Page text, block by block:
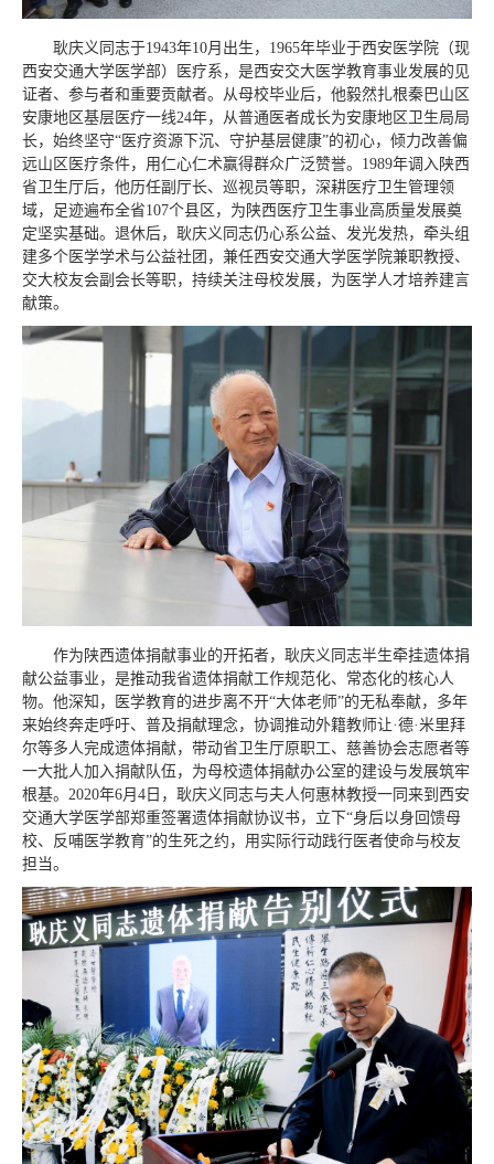
耿庆义同志于1943年10月出生，1965年毕业于西安医学院（现
西安交通大学医学部）医疗系，是西安交大医学教育事业发展的见
证者、参与者和重要贡献者。从母校毕业后，他毅然扎根秦巴山区
安康地区基层医疗一线24年，从普通医者成长为安康地区卫生局局
长，始终坚守“医疗资源下沉、守护基层健康”的初心，倾力改善偏
远山区医疗条件，用仁心仁术赢得群众广泛赞誉。1989年调入陕西
省卫生厅后，他历任副厅长、巡视员等职，深耕医疗卫生管理领
域，足迹遍布全省107个县区，为陕西医疗卫生事业高质量发展奠
定坚实基础。退休后，耿庆义同志仍心系公益、发光发热，牵头组
建多个医学学术与公益社团，兼任西安交通大学医学院兼职教授、
交大校友会副会长等职，持续关注母校发展，为医学人才培养建言
献策。
作为陕西遗体捐献事业的开拓者，耿庆义同志半生牵挂遗体捐
献公益事业，是推动我省遗体捐献工作规范化、常态化的核心人
物。他深知，医学教育的进步离不开“大体老师”的无私奉献，多年
来始终奔走呼吁、普及捐献理念，协调推动外籍教师让·德·米里拜
尔等多人完成遗体捐献，带动省卫生厅原职工、慈善协会志愿者等
一大批人加入捐献队伍，为母校遗体捐献办公室的建设与发展筑牢
根基。2020年6月4日，耿庆义同志与夫人何惠林教授一同来到西安
交通大学医学部郑重签署遗体捐献协议书，立下“身后以身回馈母
校、反哺医学教育”的生死之约，用实际行动践行医者使命与校友
担当。